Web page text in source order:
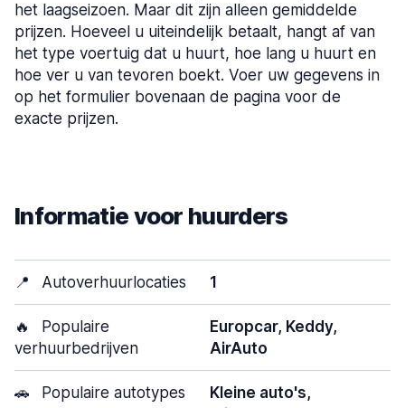
het laagseizoen. Maar dit zijn alleen gemiddelde
prijzen. Hoeveel u uiteindelijk betaalt, hangt af van
het type voertuig dat u huurt, hoe lang u huurt en
hoe ver u van tevoren boekt. Voer uw gegevens in
op het formulier bovenaan de pagina voor de
exacte prijzen.
Informatie voor huurders
📍 Autoverhuurlocaties 1
🔥
Populaire
verhuurbedrijven
Europcar, Keddy,
AirAuto
🚗 Populaire autotypes
Kleine auto's,